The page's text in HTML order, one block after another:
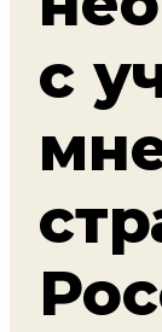
с